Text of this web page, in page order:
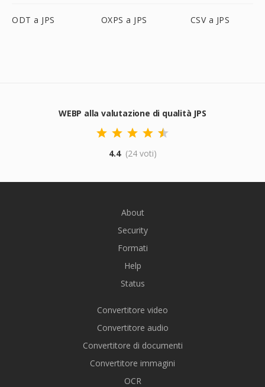
ODT a JPS OXPS a JPS CSV a JPS
WEBP alla valutazione di qualità JPS
4.4 (24 voti)
About
Security
Formati
Help
Status
Convertitore video
Convertitore audio
Convertitore di documenti
Convertitore immagini
OCR